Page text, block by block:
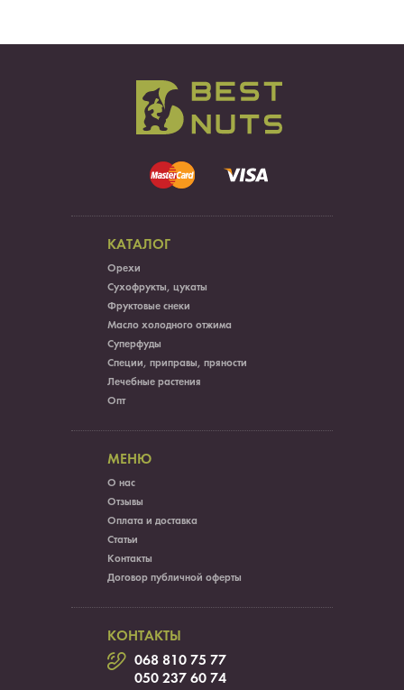
КАТАЛОГ
Орехи
Сухофрукты, цукаты
Фруктовые снеки
Масло холодного отжима
Суперфуды
Специи, приправы, пряности
Лечебные растения
Опт
МЕНЮ
О нас
Отзывы
Оплата и доставка
Статьи
Контакты
Договор публичной оферты
КОНТАКТЫ
068 810 75 77
050 237 60 74